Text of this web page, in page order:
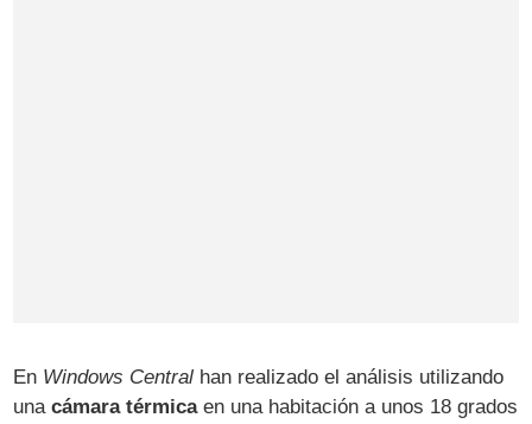
En Windows Central han realizado el análisis utilizando
unacámara térmicaen una habitación a unos 18 grados